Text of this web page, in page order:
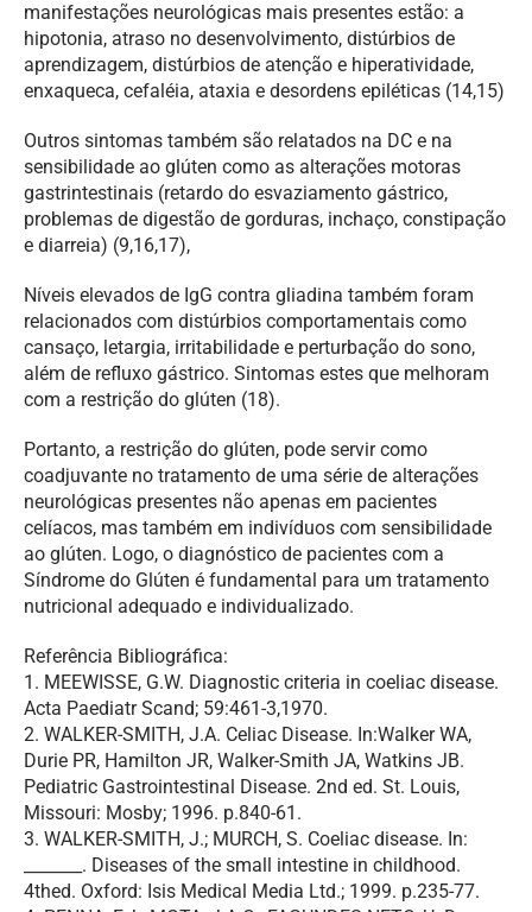
manifestações neurológicas mais presentes estão: a
hipotonia, atraso no desenvolvimento, distúrbios de
aprendizagem, distúrbios de atenção e hiperatividade,
enxaqueca, cefaléia, ataxia e desordens epiléticas (14,15)
Outros sintomas também são relatados na DC e na
sensibilidade ao glúten como as alterações motoras
gastrintestinais (retardo do esvaziamento gástrico,
problemas de digestão de gorduras, inchaço, constipação
e diarreia) (9,16,17),
Níveis elevados de IgG contra gliadina também foram
relacionados com distúrbios comportamentais como
cansaço, letargia, irritabilidade e perturbação do sono,
além de refluxo gástrico. Sintomas estes que melhoram
com a restrição do glúten (18).
Portanto, a restrição do glúten, pode servir como
coadjuvante no tratamento de uma série de alterações
neurológicas presentes não apenas em pacientes
celíacos, mas também em indivíduos com sensibilidade
ao glúten. Logo, o diagnóstico de pacientes com a
Síndrome do Glúten é fundamental para um tratamento
nutricional adequado e individualizado.
Referência Bibliográfica:
1. MEEWISSE, G.W. Diagnostic criteria in coeliac disease.
Acta Paediatr Scand; 59:461-3,1970.
2. WALKER-SMITH, J.A. Celiac Disease. In:Walker WA,
Durie PR, Hamilton JR, Walker-Smith JA, Watkins JB.
Pediatric Gastrointestinal Disease. 2nd ed. St. Louis,
Missouri: Mosby; 1996. p.840-61.
3. WALKER-SMITH, J.; MURCH, S. Coeliac disease. In:
_______. Diseases of the small intestine in childhood.
4thed. Oxford: Isis Medical Media Ltd.; 1999. p.235-77.